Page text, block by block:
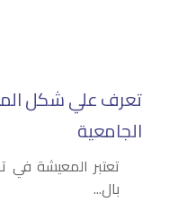
تعرف علي شكل
الجامعية
تعتبر المعيشة في
بال...